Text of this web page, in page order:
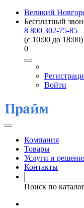
Великий
Бесплатный
8 800 302-75-85
(c 10:00 до 18:00)
0
Войти
Компания
Товары
Услуги и
Контакты
Поиск по